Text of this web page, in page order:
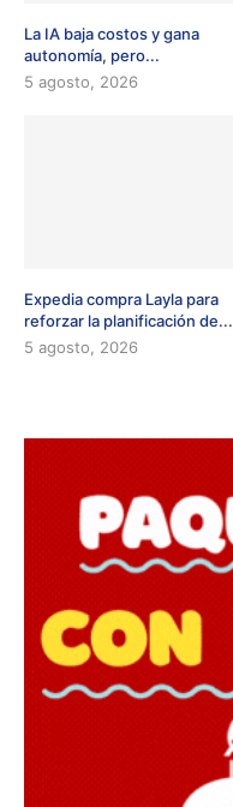
La IA baja costos y gana
autonomía, pero...
5 agosto, 2026
Expedia compra Layla para
reforzar la planificación de...
5 agosto, 2026